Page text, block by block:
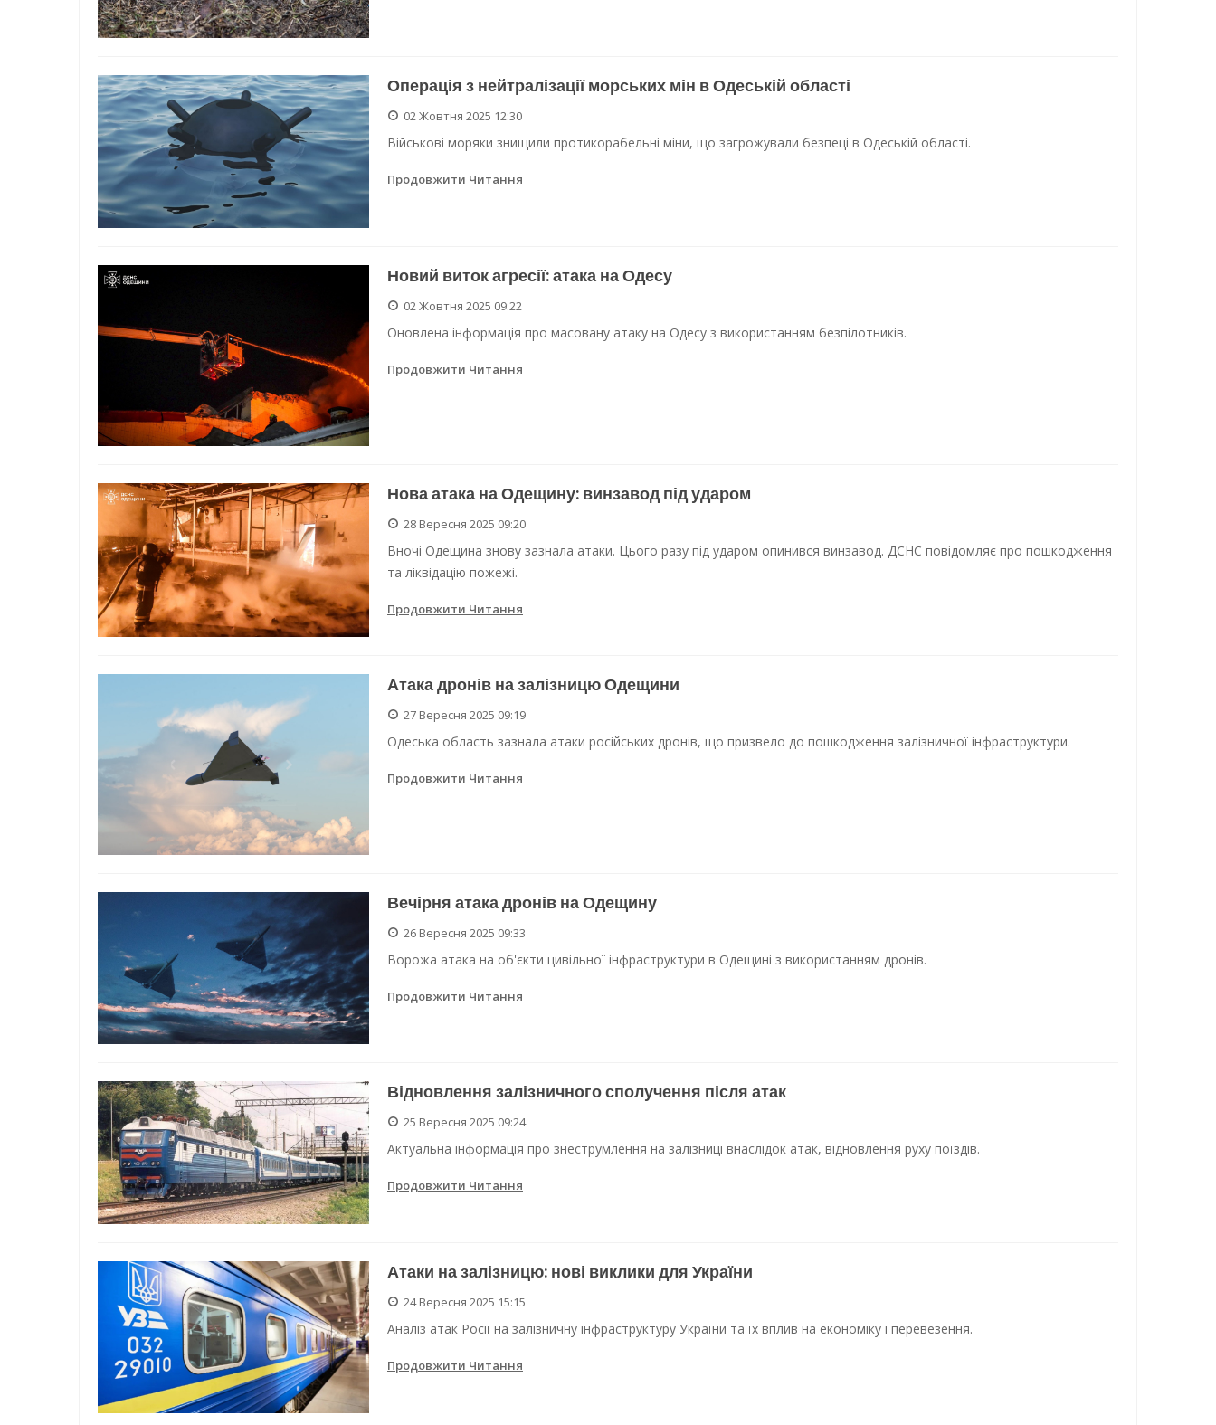
Операція з нейтралізації морських мін в Одеській області
02 Жовтня 2025 12:30
Військові моряки знищили протикорабельні міни, що загрожували безпеці в Одеській області.
Продовжити Читання
Новий виток агресії: атака на Одесу
02 Жовтня 2025 09:22
Оновлена інформація про масовану атаку на Одесу з використанням безпілотників.
Продовжити Читання
Нова атака на Одещину: винзавод під ударом
28 Вересня 2025 09:20
Вночі Одещина знову зазнала атаки. Цього разу під ударом опинився винзавод. ДСНС повідомляє про пошкодження
та ліквідацію пожежі.
Продовжити Читання
Атака дронів на залізницю Одещини
27 Вересня 2025 09:19
Одеська область зазнала атаки російських дронів, що призвело до пошкодження залізничної інфраструктури.
Продовжити Читання
Вечірня атака дронів на Одещину
26 Вересня 2025 09:33
Ворожа атака на об'єкти цивільної інфраструктури в Одещині з використанням дронів.
Продовжити Читання
Відновлення залізничного сполучення після атак
25 Вересня 2025 09:24
Актуальна інформація про знеструмлення на залізниці внаслідок атак, відновлення руху поїздів.
Продовжити Читання
Атаки на залізницю: нові виклики для України
24 Вересня 2025 15:15
Аналіз атак Росії на залізничну інфраструктуру України та їх вплив на економіку і перевезення.
Продовжити Читання